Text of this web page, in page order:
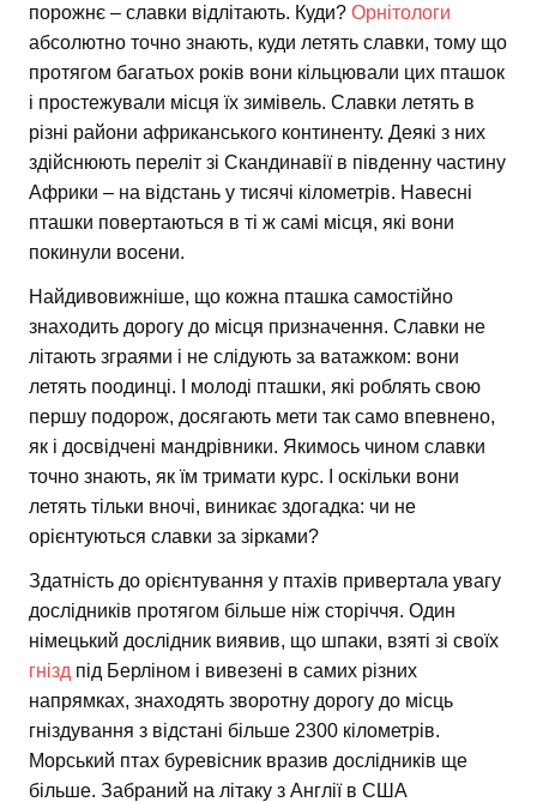
порожнє – славки відлітають. Куди? Орнітологи
абсолютно точно знають, куди летять славки, тому що
протягом багатьох років вони кільцювали цих пташок
і простежували місця їх зимівель. Славки летять в
різні райони африканського континенту. Деякі з них
здійснюють переліт зі Скандинавії в південну частину
Африки – на відстань у тисячі кілометрів. Навесні
пташки повертаються в ті ж самі місця, які вони
покинули восени.
Найдивовижніше, що кожна пташка самостійно
знаходить дорогу до місця призначення. Славки не
літають зграями і не слідують за ватажком: вони
летять поодинці. І молоді пташки, які роблять свою
першу подорож, досягають мети так само впевнено,
як і досвідчені мандрівники. Якимось чином славки
точно знають, як їм тримати курс. І оскільки вони
летять тільки вночі, виникає здогадка: чи не
орієнтуються славки за зірками?
Здатність до орієнтування у птахів привертала увагу
дослідників протягом більше ніж сторіччя. Один
німецький дослідник виявив, що шпаки, взяті зі своїх
гнізд під Берліном і вивезені в самих різних
напрямках, знаходять зворотну дорогу до місць
гніздування з відстані більше 2300 кілометрів.
Морський птах буревісник вразив дослідників ще
більше. Забраний на літаку з Англії в США